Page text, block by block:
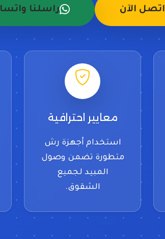
اتصل الآن راسلنا
معايير احترافية
استخدام أجهزة رش
متطورة تضمن وصول
المبيد لجميع
الشقوق.